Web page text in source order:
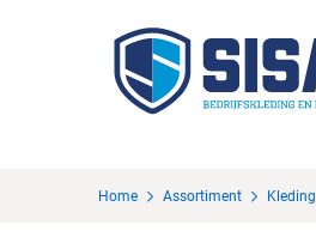
Home Assortiment Kleding